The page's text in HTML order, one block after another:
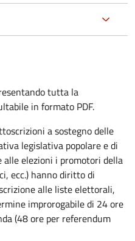
tutta la
in formato PDF.
a sostegno delle
legislativa popolare e di
elezioni i promotori della
ecc.) hanno diritto di
alle liste elettorali,
improrogabile di 24 ore
(48 ore per referendum